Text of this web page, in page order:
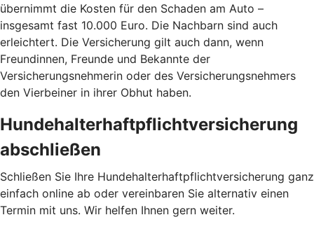
übernimmt die Kosten für den Schaden am Auto –
insgesamt fast 10.000 Euro. Die Nachbarn sind auch
erleichtert. Die Versicherung gilt auch dann, wenn
Freundinnen, Freunde und Bekannte der
Versicherungsnehmerin oder des Versicherungsnehmers
den Vierbeiner in ihrer Obhut haben.
Hundehalterhaftpflichtversicherung
abschließen
Schließen Sie Ihre Hundehalterhaftpflichtversicherung ganz
einfach online ab oder vereinbaren Sie alternativ einen
Termin mit uns. Wir helfen Ihnen gern weiter.